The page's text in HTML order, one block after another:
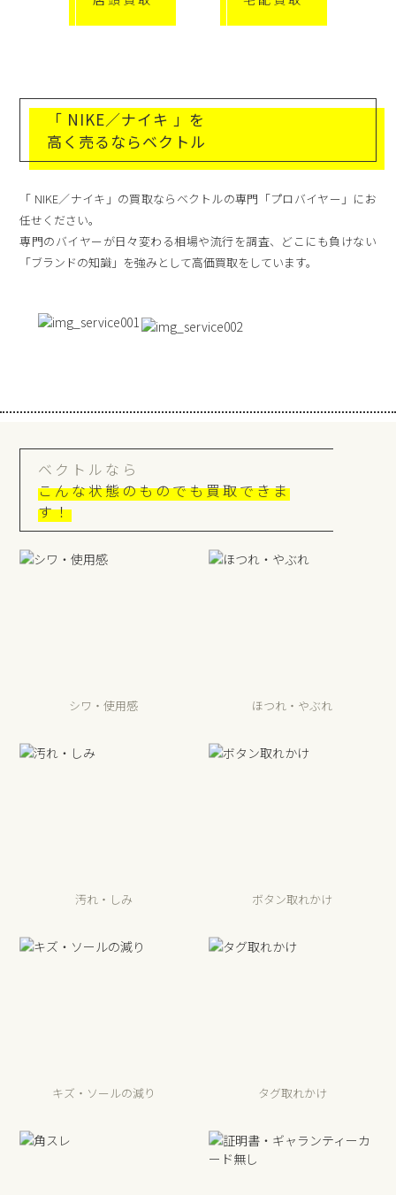
「 NIKE／ナイキ 」を
高く売るならベクトル
「 NIKE／ナイキ」の買取ならベクトルの専門「プロバイヤー」にお
任せください。
専門のバイヤーが日々変わる相場や流行を調査、どこにも負けない
「ブランドの知識」を強みとして高価買取をしています。
ベクトルなら
こんな状態のものでも買取できま
す！
シワ・使用感 ほつれ・やぶれ
汚れ・しみ ボタン取れかけ
キズ・ソールの減り タグ取れかけ